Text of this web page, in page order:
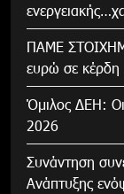
ΠΑΜΕ
ευρώ σε κέρδη
Όμιλος ΔΕΗ:
2026
Συνάντηση
Ανάπτυξης